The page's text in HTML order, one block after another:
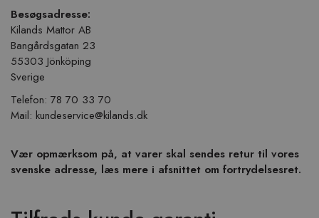
Besøgsadresse:
Kilands Mattor AB
Bangårdsgatan 23
55303 Jönköping
Sverige
Telefon: 78 70 33 70
Mail: kundeservice@kilands.dk
Vær opmærksom på, at varer skal sendes retur til vores
svenske adresse, læs mere i afsnittet om fortrydelsesret.